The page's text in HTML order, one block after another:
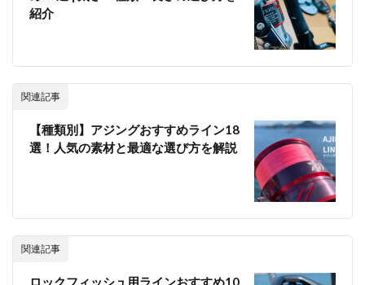
紹介
関連記事
【種類別】アジングおすすめライン18
選！人気の素材と最適な選び方を解説
関連記事
ロックフィッシュ用ラインおすすめ10